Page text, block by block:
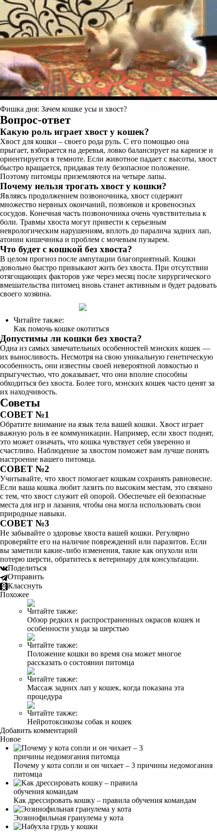
Фишка дня: Зачем кошке усы и хвост?
Вопрос-ответ
Какую роль играет хвост у кошек?
Хвост для кошки – своего рода руль. С его помощью она
прыгает, взбирается на деревья, ловко балансирует на карнизе и
ориентируется в темноте. Если животное падает с высоты, хвост
быстро вращается, придавая телу безопасное положение.
Поэтому питомцы приземляются на четыре лапы.
Почему нельзя трогать хвост у кошки?
Являясь продолжением позвоночника, хвост содержит
множество нервных окончаний, позвонков и кровеносных
сосудов. Конечная часть позвоночника очень чувствительна к
боли. Травмы хвоста могут привести к серьезным
неврологическим нарушениям, вплоть до паралича задних лап,
атонии кишечника и проблем с мочевым пузырем.
Что будет с кошкой без хвоста?
В целом прогноз после ампутации благоприятный. Кошки
довольно быстро привыкают жить без хвоста. При отсутствии
отягощающих факторов уже через месяц после хирургического
вмешательства питомец вновь станет активным и будет радовать
своего хозяина.
Читайте также:
Как помочь кошке окотиться
Допустимы ли кошки без хвоста?
Одна из самых замечательных особенностей мэнских кошек —
их выносливость. Несмотря на свою уникальную генетическую
особенность, они известны своей невероятной ловкостью и
прыгучестью, что доказывает, что они вполне способны
обходиться без хвоста. Более того, мэнских кошек часто ценят за
их находчивость.
Советы
СОВЕТ №1
Обратите внимание на язык тела вашей кошки. Хвост играет
важную роль в ее коммуникации. Например, если хвост поднят,
это может означать, что кошка чувствует себя уверенно и
счастливо. Наблюдение за хвостом поможет вам лучше понять
настроение вашего питомца.
СОВЕТ №2
Учитывайте, что хвост помогает кошкам сохранять равновесие.
Если ваша кошка любит лазить по высоким местам, это связано
с тем, что хвост служит ей опорой. Обеспечьте ей безопасные
места для игр и лазания, чтобы она могла использовать свои
природные навыки.
СОВЕТ №3
Не забывайте о здоровье хвоста вашей кошки. Регулярно
проверяйте его на наличие повреждений или паразитов. Если
вы заметили какие-либо изменения, такие как опухоли или
потерю шерсти, обратитесь к ветеринару для консультации.
Поделиться
Отправить
Класснуть
Похожее
Читайте также:
Обзор редких и распространенных окрасов кошек и
особенности ухода за шерстью
Читайте также:
Положение кошки во время сна может многое
рассказать о состоянии питомца
Читайте также:
Массаж задних лап у кошек, когда показана эта
процедура
Читайте также:
Нейротоксикозы собак и кошек
Добавить комментарий
Новое
Почему у кота сопли и он чихает – 3 причины недомогания
питомца
Как дрессировать кошку – правила обучения командам
Эозинофильная гранулема у кота